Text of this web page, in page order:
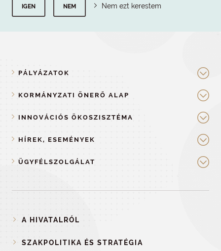
IGEN NEM Nem ezt kerestem
PÁLYÁZATOK
KORMÁNYZATI ÖNERŐ ALAP
INNOVÁCIÓS ÖKOSZISZTÉMA
HÍREK, ESEMÉNYEK
ÜGYFÉLSZOLGÁLAT
A HIVATALRÓL
SZAKPOLITIKA ÉS STRATÉGIA